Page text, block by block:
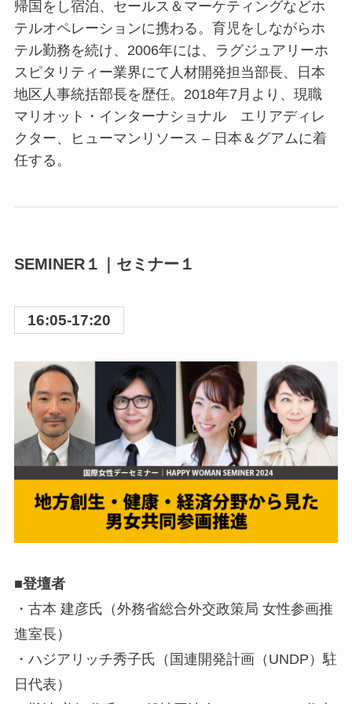
帰国をし宿泊、セールス＆マーケティングなどホ
テルオペレーションに携わる。育児をしながらホ
テル勤務を続け、2006年には、ラグジュアリーホ
スピタリティー業界にて人材開発担当部長、日本
地区人事統括部長を歴任。2018年7月より、現職
マリオット・インターナショナル エリアディレ
クター、ヒューマンリソース – 日本＆グアムに着
任する。
SEMINER１｜セミナー１
16:05-17:20
■登壇者
・古本 建彦氏（外務省総合外交政策局 女性参画推
進室長）
・ハジアリッチ秀子氏（国連開発計画（UNDP）駐
日代表）